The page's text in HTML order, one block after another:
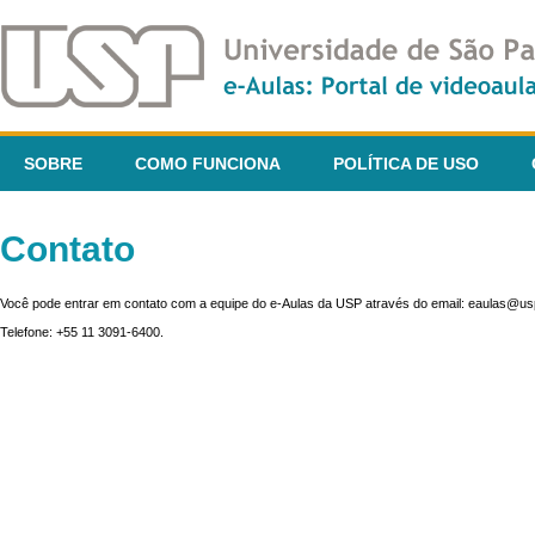
SOBRE COMO FUNCIONA POLÍTICA DE USO
Contato
Você pode entrar em contato com a equipe do e-Aulas da USP através do email:
Telefone: +55 11 3091-6400.